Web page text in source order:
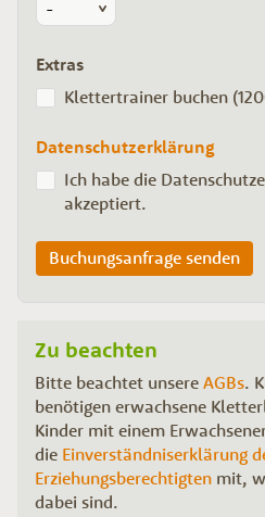
Extras
Klettertrainer buchen
Datenschutzerklärung
Ich habe die
akzeptiert.
Buchungsanfrage senden
Zu beachten
Bitte beachtet unsere AGBs.
benötigen erwachsene
Kinder mit einem
die Einverständniserklärung
Erziehungsberechtigten mit,
dabei sind.